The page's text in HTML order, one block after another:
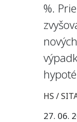
%.
HS /
27. 06.